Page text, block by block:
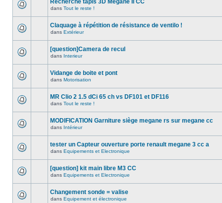
Recherche tapis 3D Mégane II CC
dans Tout le reste !
Claquage à répétition de résistance de ventilo !
dans Extérieur
[question]Camera de recul
dans Interieur
Vidange de boite et pont
dans Motorisation
MR Clio 2 1.5 dCi 65 ch vs DF101 et DF116
dans Tout le reste !
MODIFICATION Garniture siège megane rs sur megane cc
dans Intérieur
tester un Capteur ouverture porte renault megane 3 cc a
dans Equipements et Electronique
[question] kit main libre M3 CC
dans Equipements et Electronique
Changement sonde = valise
dans Equipement et électronique